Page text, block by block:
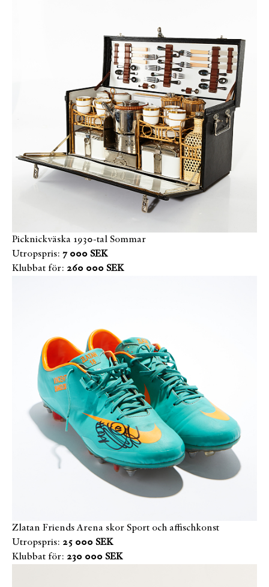
Picknickväska 1930-tal Sommar
Utropspris: 7 000 SEK
Klubbat för: 260 000 SEK
Zlatan Friends Arena skor Sport och affischkonst
Utropspris: 25 000 SEK
Klubbat för: 230 000 SEK